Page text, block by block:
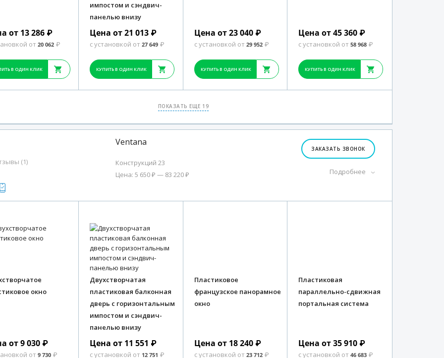
от 13 286 ₽
от 20 062 ₽
В ОДИН КЛИК
импостом и сэндвич-
панелью внизу
Цена от 21 013 ₽
с установкой от27 649 ₽
КУПИТЬ В ОДИН КЛИК
Цена от 23 040 ₽
с установкой от 29 952 ₽
КУПИТЬ В ОДИН КЛИК
Цена от 45 360 ₽
с установкой от58 968 ₽
КУПИТЬ В ОДИН КЛИК
ПОКАЗАТЬ ЕЩЕ 19
Ventana
ЗАКАЗАТЬ ЗВОНОК
(1)
Конструкций 23
Цена: 5 650 ₽ — 83 220 ₽
Подробнее
окно
от 9 030 ₽
от 9 730 ₽
Двухстворчатая
пластиковая балконная
дверь с горизонтальным
импостом и сэндвич-
панелью внизу
Цена от 11 551 ₽
с установкой от 12 751 ₽
Пластиковое
французское панорамное
окно
Цена от 18 240 ₽
с установкой от 23 712 ₽
Пластиковая
параллельно-сдвижная
портальная система
Цена от 35 910 ₽
с установкой от46 683 ₽